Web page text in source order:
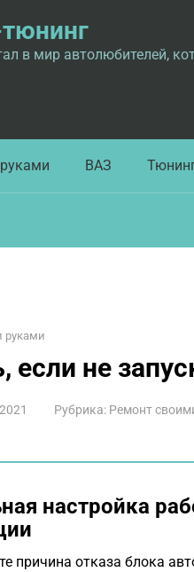
в мир автолюбителей,
ВАЗ
руками
если не
Рубрика: Ремонт
настройка
причина отказа блока